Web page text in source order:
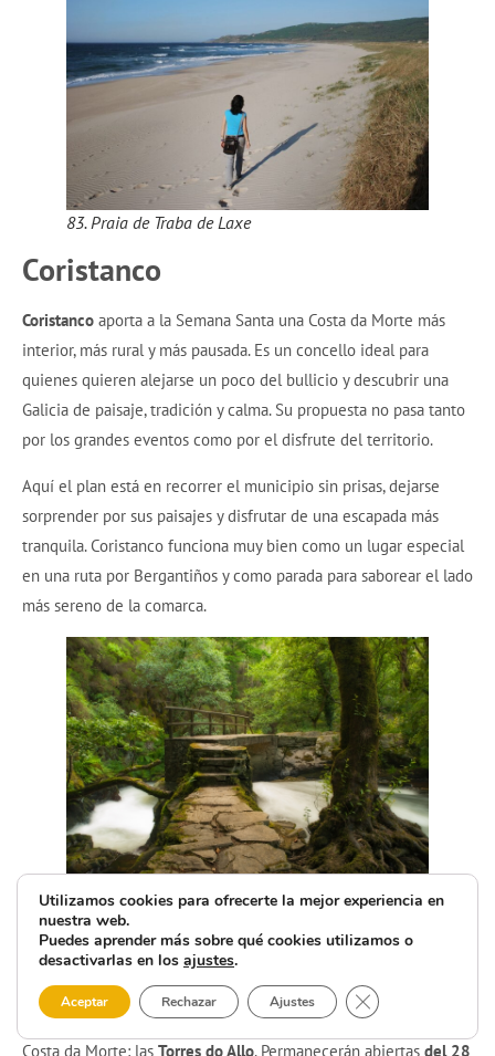
83. Praia de Traba de Laxe
Coristanco
Coristanco aporta a la Semana Santa una Costa da Morte más
interior, más rural y más pausada. Es un concello ideal para
quienes quieren alejarse un poco del bullicio y descubrir una
Galicia de paisaje, tradición y calma. Su propuesta no pasa tanto
por los grandes eventos como por el disfrute del territorio.
Aquí el plan está en recorrer el municipio sin prisas, dejarse
sorprender por sus paisajes y disfrutar de una escapada más
tranquila. Coristanco funciona muy bien como un lugar especial
en una ruta por Bergantiños y como parada para saborear el lado
más sereno de la comarca.
Zas
En el caso deZas, la propuesta destacada para laSemana Santa
2026está en uno de los grandes tesoros patrimoniales de la
Costa da Morte: las Torres do Allo. Permanecerán abiertas del 28
Utilizamos cookies para ofrecerte la mejor experiencia en
nuestra web.
Puedes aprender más sobre qué cookies utilizamos o
desactivarlas en los ajustes.
Aceptar Rechazar Ajustes Cerrar el banner